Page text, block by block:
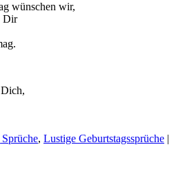
wünschen wir,
Dir
, Lustige Geburtstagssprüche |